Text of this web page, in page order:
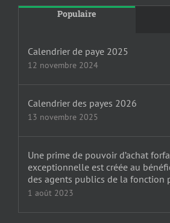
Populaire
Calendrier de paye 2025
12 novembre 2024
Calendrier des payes 2026
13 novembre 2025
Une prime de pouvoir d’achat
exceptionnelle est créée au
des agents publics de la fonction
1 août 2023